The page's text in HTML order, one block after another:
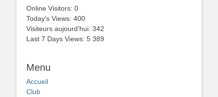
Online Visitors: 0
Today's Views: 400
Visiteurs aujourd’hui: 342
Last 7 Days Views: 5 389
Menu
Accueil
Club